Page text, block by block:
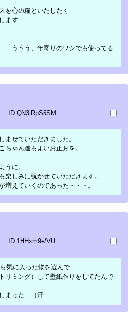
を心の糧といたしたく
ます
ううう、年寄りのワシでも使ってる
ID:QN3iRpS5SM
ませていただきました。
ちゃん達もよいお正月を。
うに。
楽しみに覗かせていただきます。
増えていくのであった・・・。
ID:1HHxm9e/VU
気に入った物を選んで
リミング）して壁紙作りをしてたんで
まった…（汗